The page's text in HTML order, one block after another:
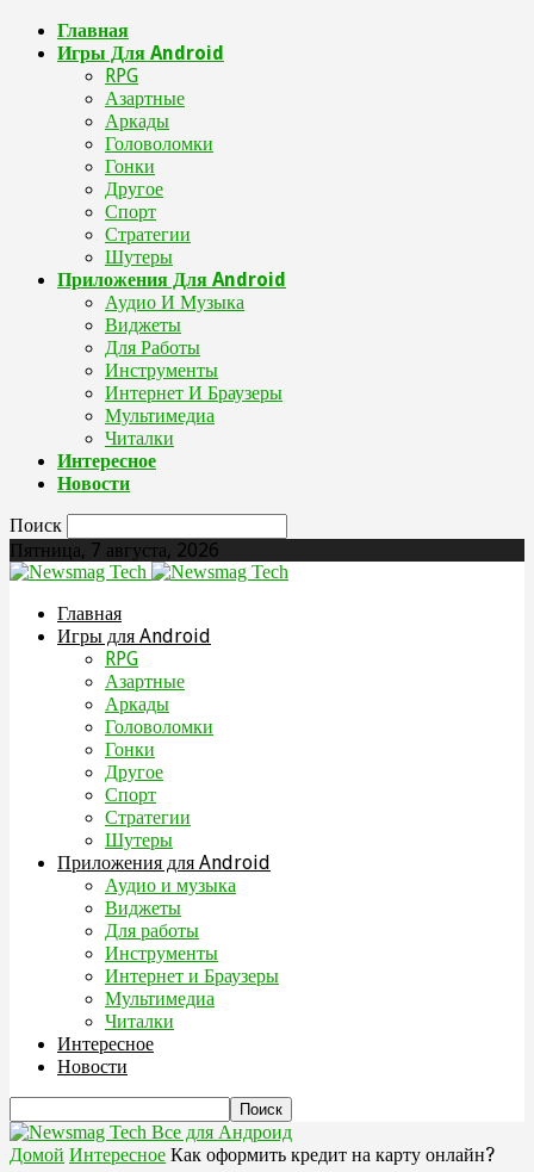
Главная
Игры Для Android
RPG
Азартные
Аркады
Головоломки
Гонки
Другое
Спорт
Стратегии
Шутеры
Приложения Для Android
Аудио И Музыка
Виджеты
Для Работы
Инструменты
Интернет И Браузеры
Мультимедиа
Читалки
Интересное
Новости
Поиск
Пятница, 7 августа, 2026
Главная
Игры для Android
RPG
Азартные
Аркады
Головоломки
Гонки
Другое
Спорт
Стратегии
Шутеры
Приложения для Android
Аудио и музыка
Виджеты
Для работы
Инструменты
Интернет и Браузеры
Мультимедиа
Читалки
Интересное
Новости
Все для Андроид
Домой Интересное Как оформить кредит на карту онлайн?